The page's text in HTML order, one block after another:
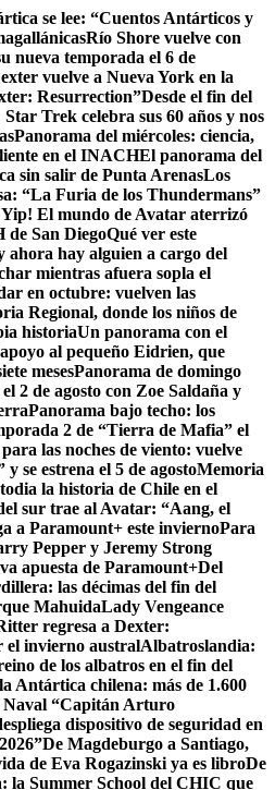
se lee: “Cuentos Antárticos y
Río Shore vuelve con
nueva temporada el 6 de
vuelve a Nueva York en la
Resurrection”Desde el fin del
Trek celebra sus 60 años y nos
Panorama del miércoles: ciencia,
en el INACHEl panorama del
sin salir de Punta ArenasLos
“La Furia de los Thundermans”
Yip! El mundo de Avatar aterrizó
de San DiegoQué ver este
ahora hay alguien a cargo del
mientras afuera sopla el
en octubre: vuelven las
Regional, donde los niños de
historiaUn panorama con el
al pequeño Eidrien, que
mesesPanorama de domingo
2 de agosto con Zoe Saldaña y
Panorama bajo techo: los
2 de “Tierra de Mafia” el
las noches de viento: vuelve
se estrena el 5 de agostoMemoria
la historia de Chile en el
sur trae al Avatar: “Aang, el
a Paramount+ este inviernoPara
Pepper y Jeremy Strong
apuesta de Paramount+Del
las décimas del fin del
MahuidaLady Vengeance
regresa a Dexter:
el invierno australAlbatroslandia:
de los albatros en el fin del
Antártica chilena: más de 1.600
Naval “Capitán Arturo
dispositivo de seguridad en
De Magdeburgo a Santiago,
de Eva Rogazinski ya es libroDe
la Summer School del CHIC que